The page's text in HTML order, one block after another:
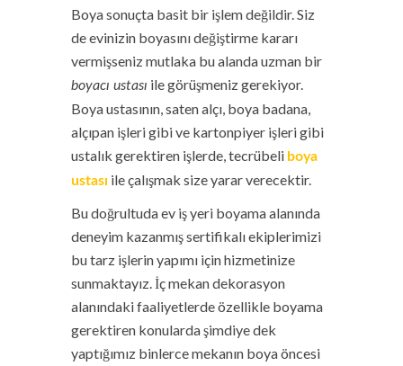
Boya sonuçta basit bir işlem değildir. Siz
de evinizin boyasını değiştirme kararı
vermişseniz mutlaka bu alanda uzman bir
boyacı ustası ile görüşmeniz gerekiyor.
Boya ustasının, saten alçı, boya badana,
alçıpan işleri gibi ve kartonpiyer işleri gibi
ustalık gerektiren işlerde, tecrübeli boya
ustası ile çalışmak size yarar verecektir.
Bu doğrultuda ev iş yeri boyama alanında
deneyim kazanmış sertifikalı ekiplerimizi
bu tarz işlerin yapımı için hizmetinize
sunmaktayız. İç mekan dekorasyon
alanındaki faaliyetlerde özellikle boyama
gerektiren konularda şimdiye dek
yaptığımız binlerce mekanın boya öncesi